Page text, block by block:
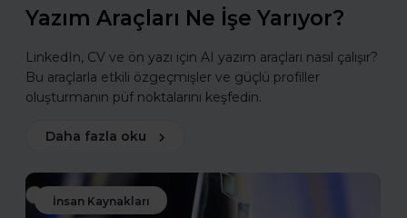
Yazım Araçları Ne İşe Yarıyor?
LinkedIn, CV ve ön yazı için AI yazım araçları nasıl çalışır?
Bu araçlarla etkili özgeçmişler ve güçlü profiller
oluşturmanın püf noktalarını keşfedin.
Daha fazla oku
İnsan Kaynakları